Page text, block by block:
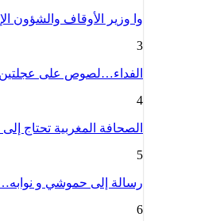
وا وزير الأوقاف والشؤون
3
الفداء…لصوص على
4
الصحافة المغربية تحتاج
5
رسالة إلى حموشي و
6